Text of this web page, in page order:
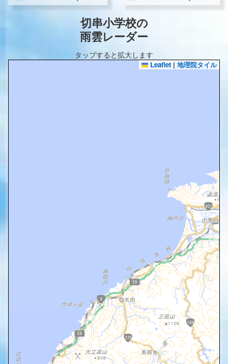
切串小学校の
雨雲レーダー
タップすると拡大します
Leaflet | 地理院タイル